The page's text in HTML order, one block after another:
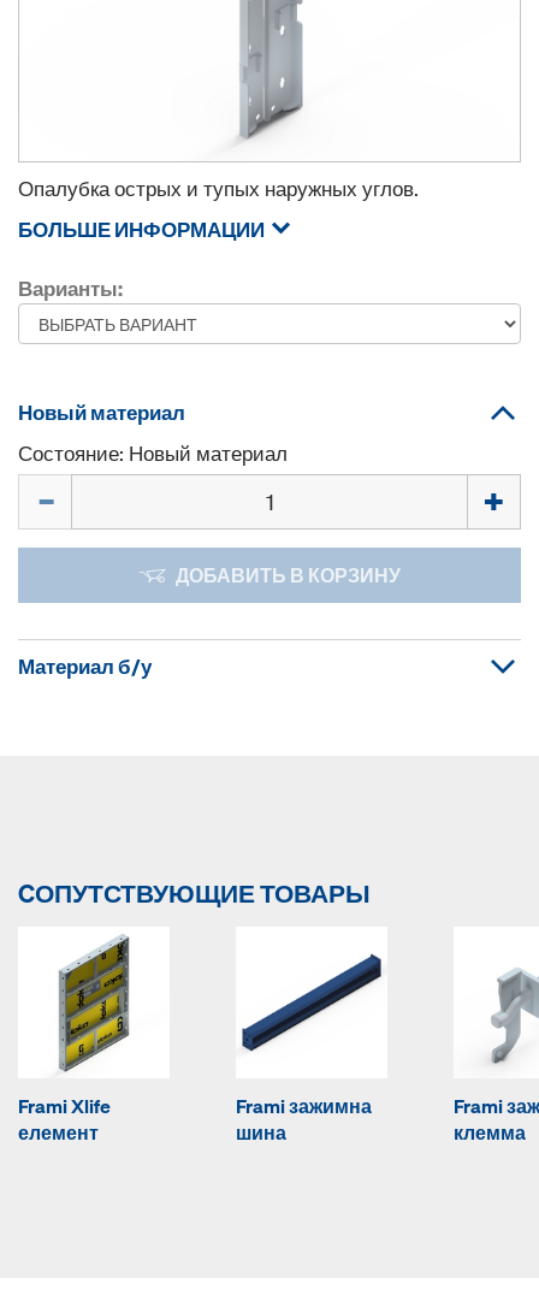
Опалубка острых и тупых наружных углов.
БОЛЬШЕ ИНФОРМАЦИИ
Варианты:
Новый материал
Состояние: Новый материал
ДОБАВИТЬ В КОРЗИНУ
Материал б/у
CОПУТСТВУЮЩИЕ ТОВАРЫ
Frami Xlife
елемент
Frami зажимна
шина
Frami
клемма